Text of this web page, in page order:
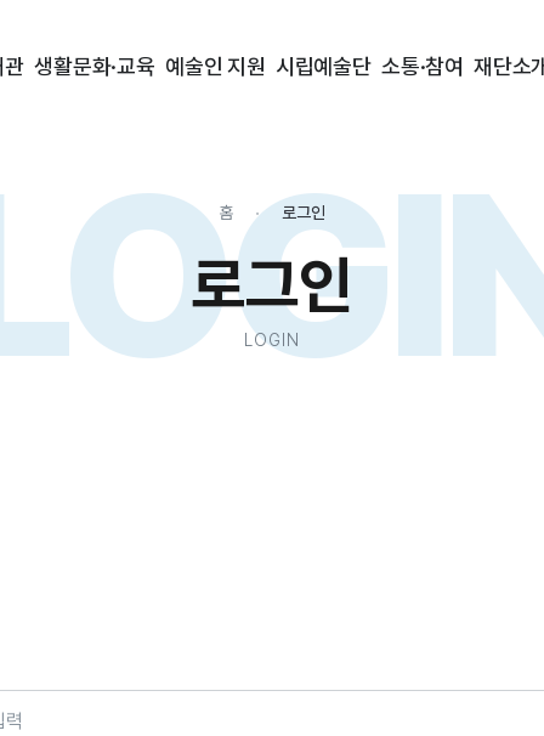
관 생활문화·교육 예술인 지원 시립예술단 소통·참여 재단소
홈 로그인
로그인
LOGIN